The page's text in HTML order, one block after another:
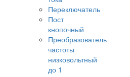
Переключатель
Пост
кнопочный
Преобразователь
частоты
низковольтный
до 1